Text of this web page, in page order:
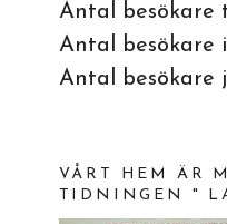
Antal besökare
Antal besökare
Antal besökare
VÅRT HEM ÄR
TIDNINGEN "